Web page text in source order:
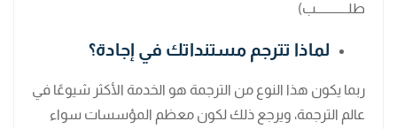
طلــــــــــــب)
لماذا تترجم مستنداتك في إجادة؟
ربما يكون هذا النوع من الترجمة هو الخدمة الأكثر شيوعًا في
عالم الترجمة، ويرجع ذلك لكون معظم المؤسسات سواء